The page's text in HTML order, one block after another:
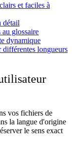
et faciles à
détail
glossaire
dynamique
longueurs
vos fichiers de
la langue d'origine
le sens exact